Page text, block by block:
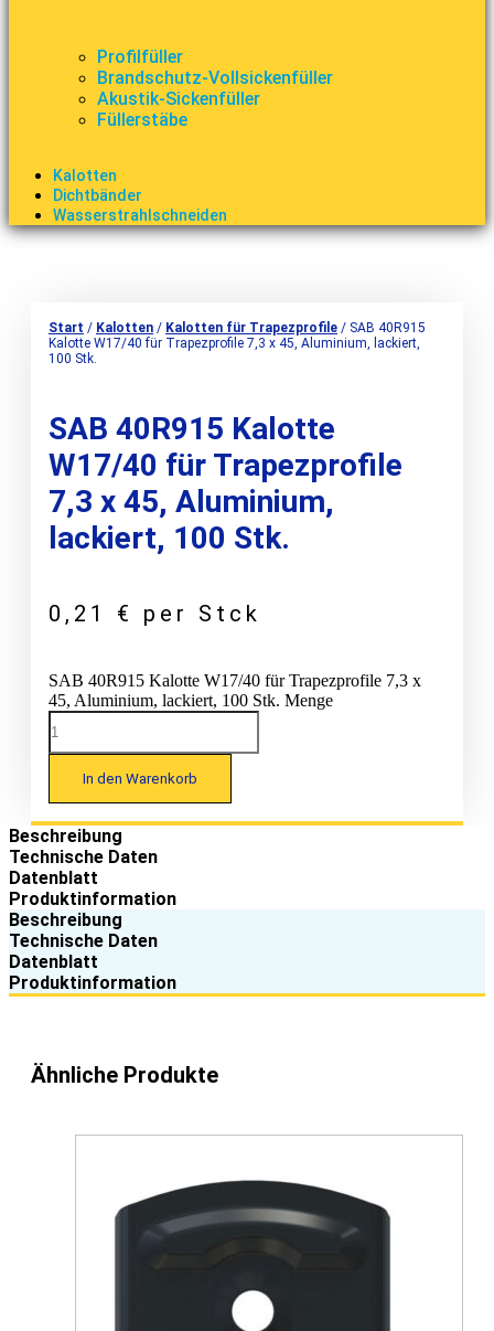
Profilfüller
Brandschutz-Vollsickenfüller
Akustik-Sickenfüller
Füllerstäbe
Kalotten
Dichtbänder
Wasserstrahlschneiden
Start / Kalotten / Kalotten für Trapezprofile / SAB 40R915
Kalotte W17/40 für Trapezprofile 7,3 x 45, Aluminium, lackiert,
100 Stk.
SAB 40R915 Kalotte
W17/40 für Trapezprofile
7,3 x 45, Aluminium,
lackiert, 100 Stk.
0,21 € per Stck
SAB 40R915 Kalotte W17/40 für Trapezprofile 7,3 x
45, Aluminium, lackiert, 100 Stk. Menge
In den Warenkorb
Beschreibung
Technische Daten
Datenblatt
Produktinformation
Beschreibung
Technische Daten
Datenblatt
Produktinformation
Ähnliche Produkte